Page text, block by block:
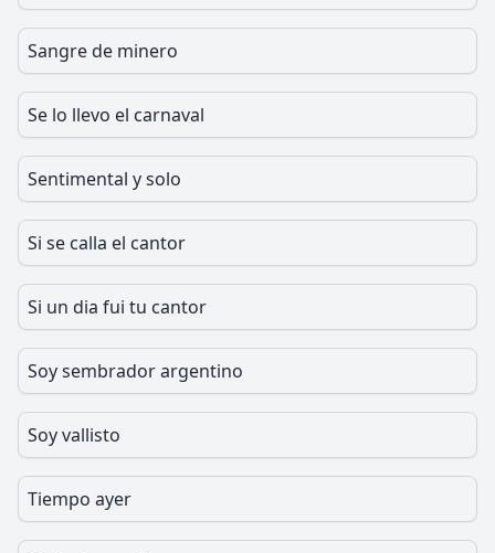
Sangre de minero
Se lo llevo el carnaval
Sentimental y solo
Si se calla el cantor
Si un dia fui tu cantor
Soy sembrador argentino
Soy vallisto
Tiempo ayer